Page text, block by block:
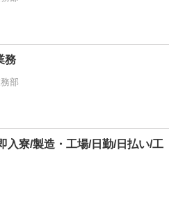
務
部
入寮/製造・工場/日勤/日払い/工